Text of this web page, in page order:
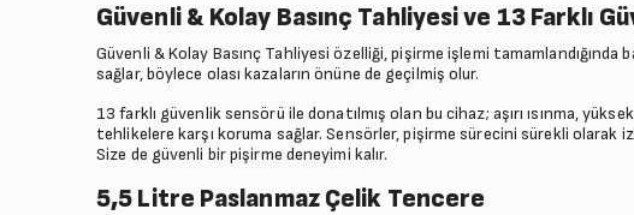
Güvenli & Kolay Basınç Tahliyesi ve 13 Farklı
Güvenli & Kolay Basınç Tahliyesi özelliği, pişirme işlemi tamamlandığında
sağlar, böylece olası kazaların önüne de geçilmiş olur.
13 farklı güvenlik sensörü ile donatılmış olan bu cihaz; aşırı ısınma,
tehlikelere karşı koruma sağlar. Sensörler, pişirme sürecini sürekli
Size de güvenli bir pişirme deneyimi kalır.
5,5 Litre Paslanmaz Çelik Tencere